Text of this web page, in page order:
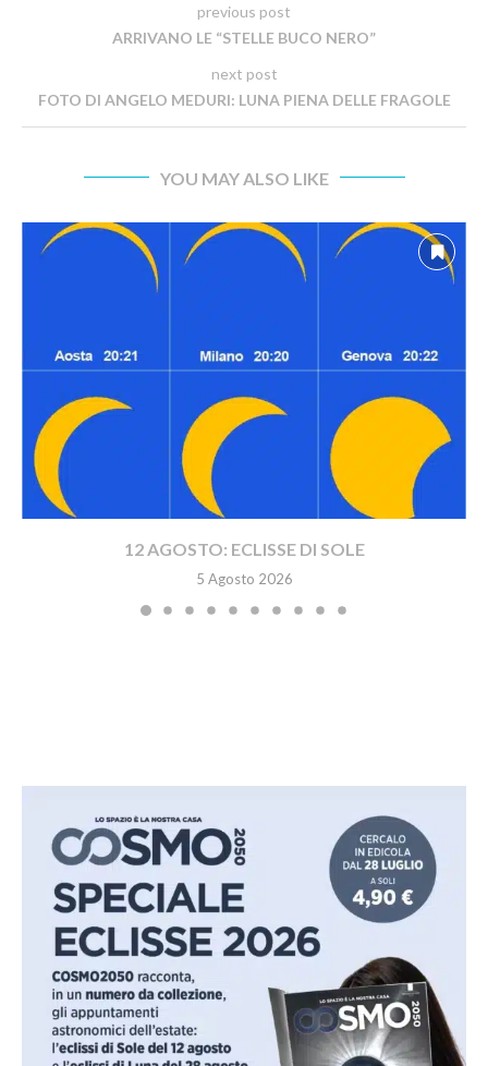
previous post
ARRIVANO LE “STELLE BUCO NERO”
next post
FOTO DI ANGELO MEDURI: LUNA PIENA DELLE FRAGOLE
YOU MAY ALSO LIKE
12 AGOSTO: ECLISSE DI SOLE
5 Agosto 2026